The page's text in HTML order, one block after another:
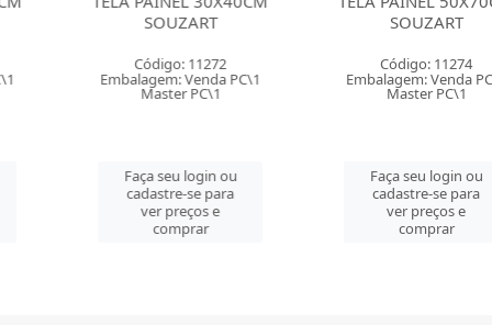
SOUZART
Código: 11272
Embalagem: Venda PC\1
Master PC\1
Faça seu login ou
cadastre-se para
ver preços e
SOUZART
Código: 11274
Embalagem: Venda PC\1
Master PC\1
Faça seu login ou
cadastre-se para
ver preços e